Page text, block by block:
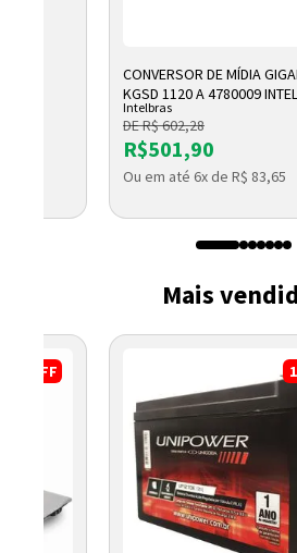
CONVERSOR DE MÍDIA
KGSD 1120 A 4780009
Intelbras
DE R$ 602,28
R$501,90
Ou em até 6x de R$ 83,65
Mais
OFF